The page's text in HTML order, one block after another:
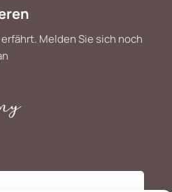
Melden Sie sich noch